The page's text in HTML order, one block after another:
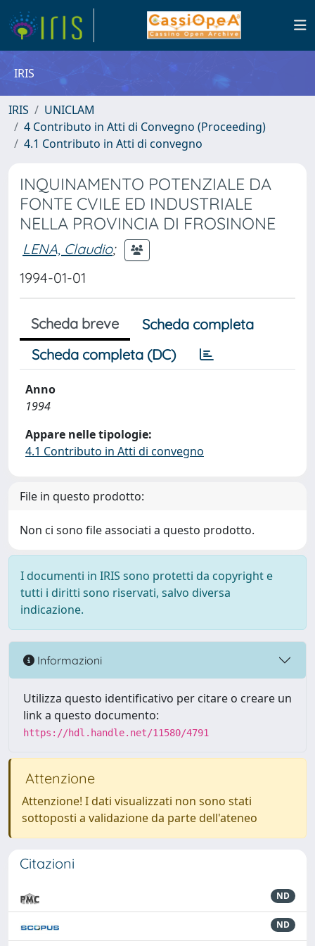
IRIS
IRIS
UNICLAM
4 Contributo in Atti di Convegno (Proceeding)
4.1 Contributo in Atti di convegno
INQUINAMENTO POTENZIALE DA
FONTE CVILE ED INDUSTRIALE
NELLA PROVINCIA DI FROSINONE
LENA, Claudio;
1994-01-01
Scheda breve
Scheda completa
Scheda completa (DC)
Anno
1994
Appare nelle tipologie:
4.1 Contributo in Atti di convegno
File in questo prodotto:
Non ci sono file associati a questo prodotto.
I documenti in IRIS sono protetti da copyright e
tutti i diritti sono riservati, salvo diversa
indicazione.
Informazioni
Utilizza questo identificativo per citare o creare un
link a questo documento:
https://hdl.handle.net/11580/4791
Attenzione
Attenzione! I dati visualizzati non sono stati
sottoposti a validazione da parte dell'ateneo
Citazioni
ND
ND